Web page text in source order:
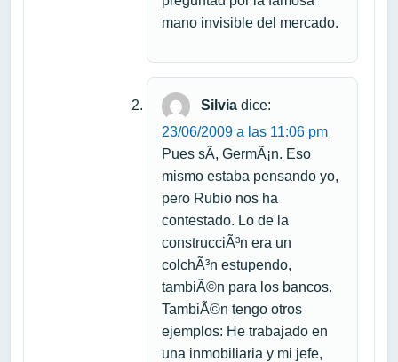
mano invisible del mercado.
Silvia dice:
23/06/2009 a las 11:06 pm
Pues sÃ­, GermÃ¡n. Eso
mismo estaba pensando yo,
pero Rubio nos ha
contestado. Lo de la
construcciÃ³n era un
colchÃ³n estupendo,
tambiÃ©n para los bancos.
TambiÃ©n tengo otros
ejemplos: He trabajado en
una inmobiliaria y mi jefe,